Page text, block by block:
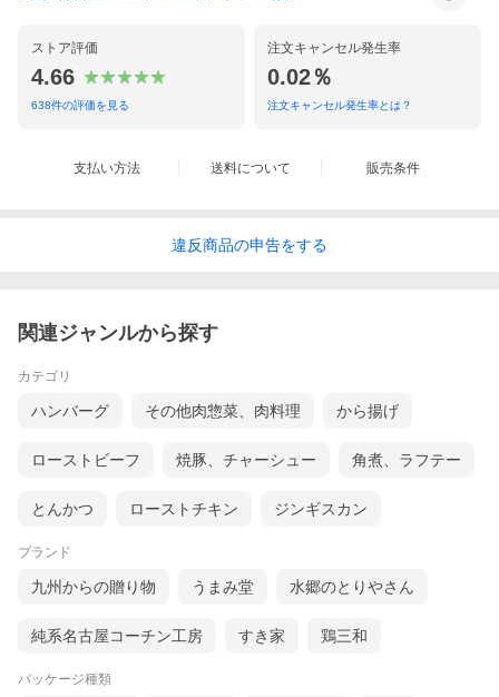
ストア評価
4.66
638件の評価を見る
注文キャンセル発生率
0.02％
注文キャンセル発生率とは？
支払い方法 送料について 販売条件
違反商品の申告をする
関連ジャンルから探す
カテゴリ
ハンバーグ その他肉惣菜、肉料理 から揚げ
ローストビーフ 焼豚、チャーシュー 角煮、ラフテー
とんかつ ローストチキン ジンギスカン
ブランド
九州からの贈り物 うまみ堂 水郷のとりやさん
純系名古屋コーチン工房 すき家 鶏三和
パッケージ種類